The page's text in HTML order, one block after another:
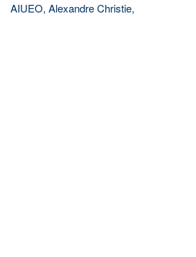
AIUEO, Alexandre Christie,